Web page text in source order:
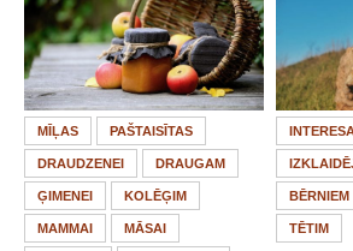
MĪĻAS PAŠTAISĪTAS
DRAUDZENEI DRAUGAM
ĢIMENEI KOLĒĢIM
MAMMAI MĀSAI
BĒRNIEM
TĒTIM